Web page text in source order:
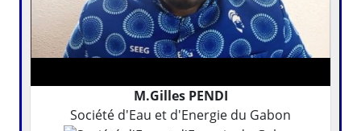
M.Gilles PENDI
Société d'Eau et d'Energie du Gabon